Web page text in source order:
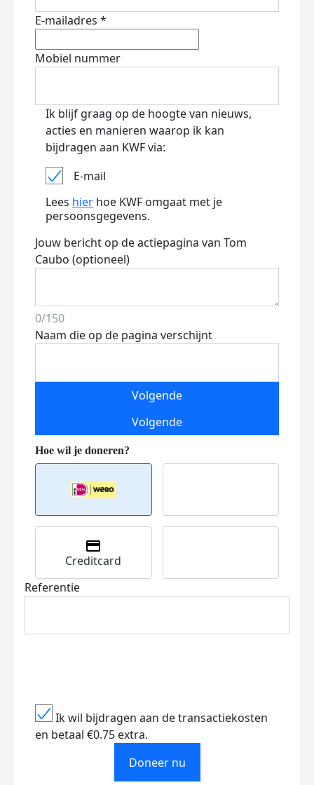
E-mailadres *
Mobiel nummer
Ik blijf graag op de hoogte van nieuws,
acties en manieren waarop ik kan
bijdragen aan KWF via:
E-mail
Lees hier hoe KWF omgaat met je
persoonsgegevens.
Jouw bericht op de actiepagina van Tom
Caubo (optioneel)
0/150
Naam die op de pagina verschijnt
Volgende
Volgende
Creditcard
Referentie
Ik wil bijdragen aan de transactiekosten
en betaal €0.75 extra.
Doneer nu